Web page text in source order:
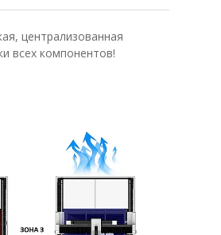
централизованная
всех компонентов!